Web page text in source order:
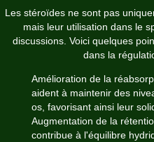
Les stéroïdes ne sont pas
mais leur utilisation dans le
discussions. Voici quelques
dans la
Amélioration de la
aident à maintenir des
os, favorisant ainsi leur
Augmentation de la
contribue à l'équilibre